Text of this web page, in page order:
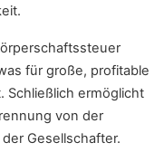
für große, profitable
Schließlich ermöglicht
von der
Gesellschafter.